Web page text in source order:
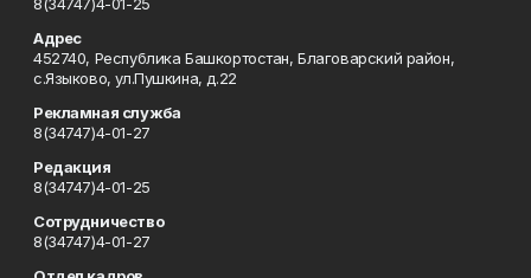
Адрес
452740, Республика Башкортостан, Благоварский район,
с.Языково, ул.Пушкина, д.22
Рекламная служба
8(34747)4-01-27
Редакция
8(34747)4-01-25
Сотрудничество
8(34747)4-01-27